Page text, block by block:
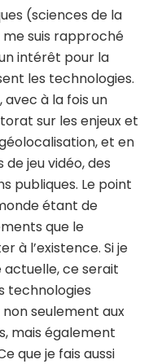
(sciences de la
me suis rapproché
intérêt pour la
les technologies.
à la fois un
sur les enjeux et
et en
jeu vidéo, des
publiques. Le point
étant de
que le
à l’existence. Si je
ce serait
technologies
non seulement aux
mais également
que je fais aussi